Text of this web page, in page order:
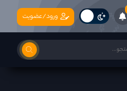
ورود/عضویت